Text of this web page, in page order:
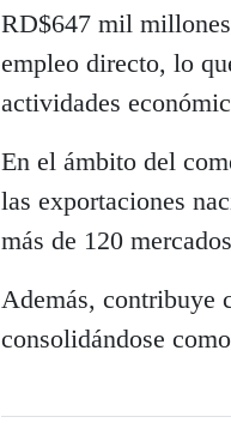
RD$647 mil
empleo directo, lo
actividades
En el ámbito del
las exportaciones
más de 120
Además, contribuye
consolidándose